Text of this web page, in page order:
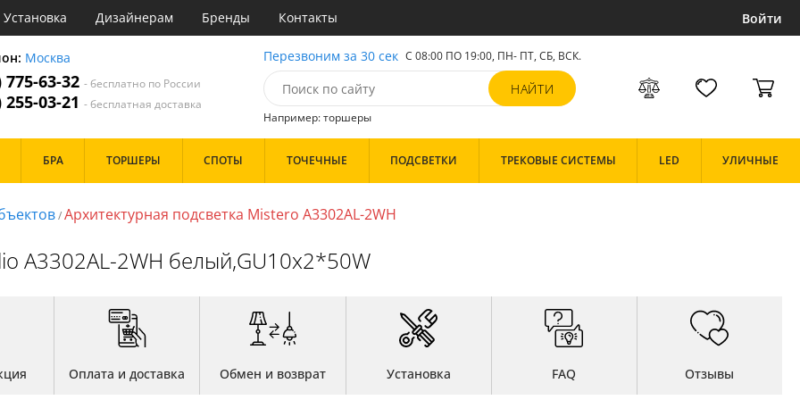
Установка Дизайнерам Бренды Контакты Войти
Москва
775-63-32 - бесплатно по России
255-03-21 - бесплатная доставка
Перезвоним за 30 сек С 08:00 ПО 19:00, ПН- ПТ,СБ, ВСК.
Например: торшеры
Зал
Кабинет
Коридор и прихожая
Белые
БРА ТОРШЕРЫ СПОТЫ ТОЧЕЧНЫЕ ПОДСВЕТКИ ТРЕКОВЫЕ СИСТЕМЫ LED УЛИЧНЫЕ
/Архитектурная подсветка Mistero A3302AL-2WH
A3302AL-2WH белый,GU10x2*50W
Оплата и доставка Обмен и возврат Установка FAQ Отзывы